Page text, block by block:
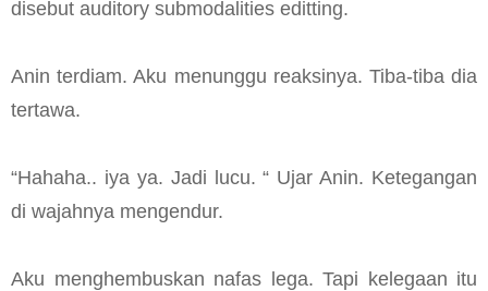
disebut auditory submodalities editting.
Anin terdiam. Aku menunggu reaksinya. Tiba-tiba dia
tertawa.
“Hahaha.. iya ya. Jadi lucu. “ Ujar Anin. Ketegangan
di wajahnya mengendur.
Aku menghembuskan nafas lega. Tapi kelegaan itu